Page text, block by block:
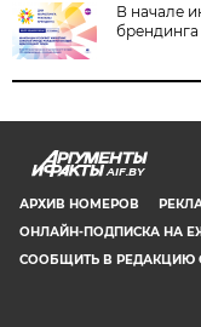
В начале
брендинга
AIF.BY
АРХИВ НОМЕРОВ
ОНЛАЙН-ПОДПИСКА НА
СООБЩИТЬ В РЕДАКЦИЮ